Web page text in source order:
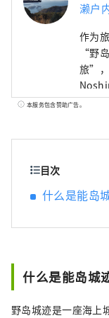
濑户
作为
“野
旅”
机构
地区
本服务包含赞助广告。
目次
什么是能岛
什么是能岛城
野岛城迹是一座海上